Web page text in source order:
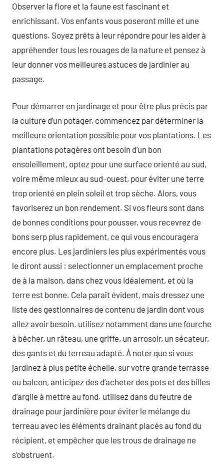
Observer la flore et la faune est fascinant et
enrichissant. Vos enfants vous poseront mille et une
questions. Soyez prêts à leur répondre pour les aider à
appréhender tous les rouages de la nature et pensez à
leur donner vos meilleures astuces de jardinier au
passage.
Pour démarrer en jardinage et pour être plus précis par
la culture d’un potager, commencez par déterminer la
meilleure orientation possible pour vos plantations. Les
plantations potagères ont besoin d’un bon
ensoleillement, optez pour une surface orienté au sud,
voire même mieux au sud-ouest, pour éviter une terre
trop orienté en plein soleil et trop sèche. Alors, vous
favoriserez un bon rendement. Si vos fleurs sont dans
de bonnes conditions pour pousser, vous recevrez de
bons serp plus rapidement, ce qui vous encouragera
encore plus. Les jardiniers les plus expérimentés vous
le diront aussi : selectionner un emplacement proche
de à la maison, dans chez vous idéalement, et où la
terre est bonne. Cela paraît évident, mais dressez une
liste des gestionnaires de contenu de jardin dont vous
allez avoir besoin. utilisez notamment dans une fourche
à bêcher, un râteau, une griffe, un arrosoir, un sécateur,
des gants et du terreau adapté. À noter que si vous
jardinez à plus petite échelle, sur votre grande terrasse
ou balcon, anticipez des d’acheter des pots et des billes
d’argile à mettre au fond. utilisez dans du feutre de
drainage pour jardinière pour éviter le mélange du
terreau avec les éléments drainant placés au fond du
récipient, et empêcher que les trous de drainage ne
s’obstruent.